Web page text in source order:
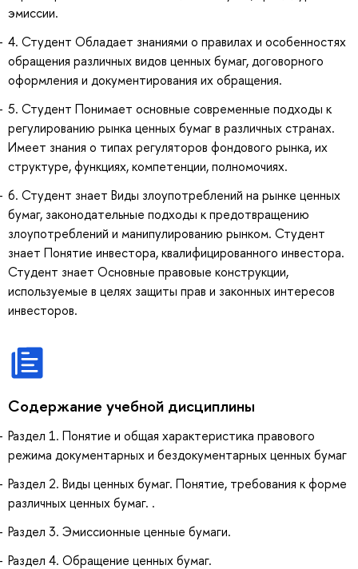
эмиссии.
4. Студент Обладает знаниями о правилах и особенностях
обращения различных видов ценных бумаг, договорного
оформления и документирования их обращения.
5. Студент Понимает основные современные подходы к
регулированию рынка ценных бумаг в различных странах.
Имеет знания о типах регуляторов фондового рынка, их
структуре, функциях, компетенции, полномочиях.
6. Студент знает Виды злоупотреблений на рынке ценных
бумаг, законодательные подходы к предотвращению
злоупотреблений и манипулированию рынком. Студент
знает Понятие инвестора, квалифицированного инвестора.
Студент знает Основные правовые конструкции,
используемые в целях защиты прав и законных интересов
инвесторов.
Содержание учебной дисциплины
Раздел 1. Понятие и общая характеристика правового
режима документарных и бездокументарных ценных бумаг
Раздел 2. Виды ценных бумаг. Понятие, требования к форме
различных ценных бумаг. .
Раздел 3. Эмиссионные ценные бумаги.
Раздел 4. Обращение ценных бумаг.